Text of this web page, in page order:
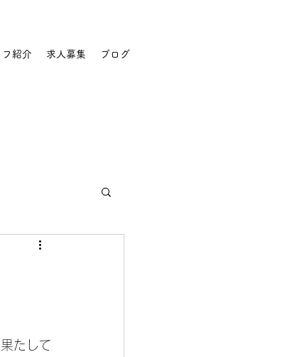
フ紹介 求人募集 ブログ
たして